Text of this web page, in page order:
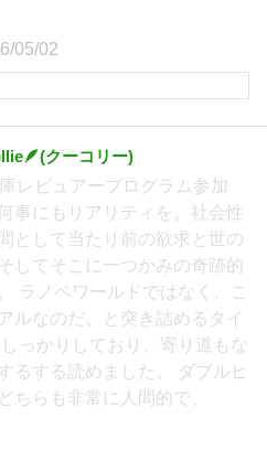
05/02
クーコリー)
庫レビュアープログラム参加
もリアリティを。社会性
として当たり前の欲求と世の
してそこに一つかみの奇跡的
ラノベワールドではなく、こ
ルなのだ。と突き詰めるタイ
っかりしており、寄り道もな
るする読めました。 ダブルヒ
ちらも非常に人間的で、